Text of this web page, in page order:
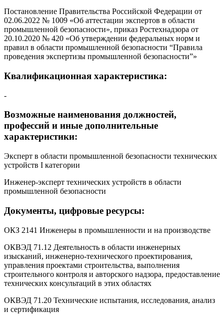
Постановление Правительства Российской Федерации от
02.06.2022 № 1009 «Об аттестации экспертов в области
промышленной безопасности», приказ Ростехнадзора от
20.10.2020 № 420 «Об утверждении федеральных норм и
правил в области промышленной безопасности “Правила
проведения экспертизы промышленной безопасности”»
Квалификационная характеристика:
-
Возможные наименования должностей,
профессий и иные дополнительные
характеристики:
Эксперт в области промышленной безопасности технических
устройств I категории
Инженер-эксперт технических устройств в области
промышленной безопасности
Документы, цифровые ресурсы:
ОКЗ 2141 Инженеры в промышленности и на производстве
ОКВЭД 71.12 Деятельность в области инженерных
изысканий, инженерно-технического проектирования,
управления проектами строительства, выполнения
строительного контроля и авторского надзора, предоставление
технических консультаций в этих областях
ОКВЭД 71.20 Технические испытания, исследования, анализ
и сертификация